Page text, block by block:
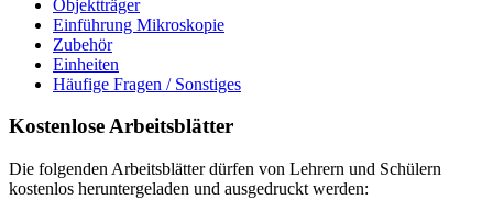
Objektträger
Einführung Mikroskopie
Zubehör
Einheiten
Häufige Fragen / Sonstiges
Kostenlose Arbeitsblätter
Die folgenden Arbeitsblätter dürfen von Lehrern und Schülern
kostenlos heruntergeladen und ausgedruckt werden: